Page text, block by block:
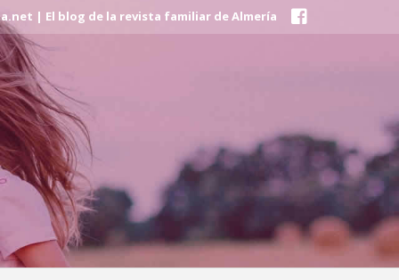
| El blog de la revista familiar de Almería